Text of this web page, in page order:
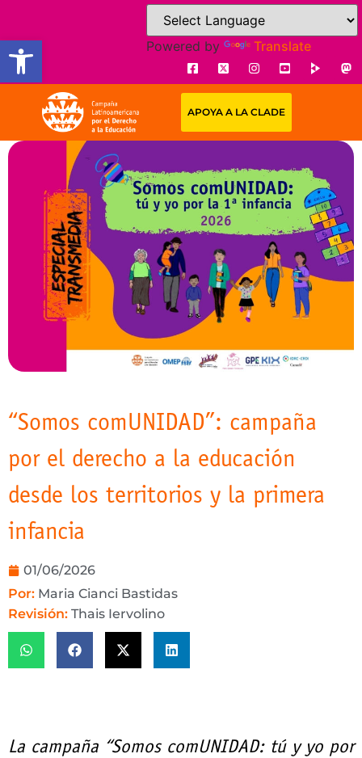
Open toolbarPowered by Translate
APOYA A LA CLADE
“Somos comUNIDAD”: campaña
por el derecho a la educación
desde los territorios y la primera
infancia
01/06/2026
Por: Maria Cianci Bastidas
Revisión: Thais Iervolino
La campaña “Somos comUNIDAD: tú y yo por